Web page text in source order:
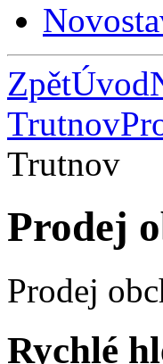
ZpětÚvod
Trutnov
Trutnov
Prodej
Prodej
Rychlé